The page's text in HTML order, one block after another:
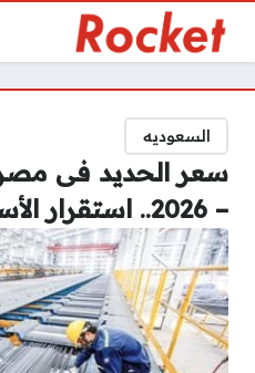
السعوديه
– 2026.. استقرار الأسعار بالمصانع